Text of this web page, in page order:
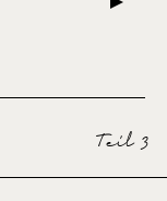
Teil 3